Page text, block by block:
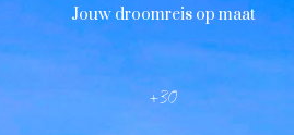
Jouw droomreis op maat